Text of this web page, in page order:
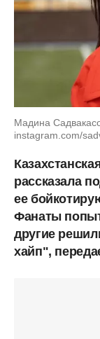
Мадина
instagram.com/
рассказала
ее
Фанаты
другие
хайп",